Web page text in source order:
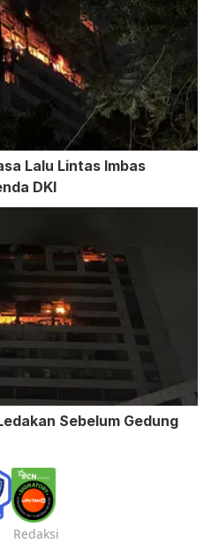
Lalu Lintas Imbas
DKI
Sebelum Gedung
Redaksi